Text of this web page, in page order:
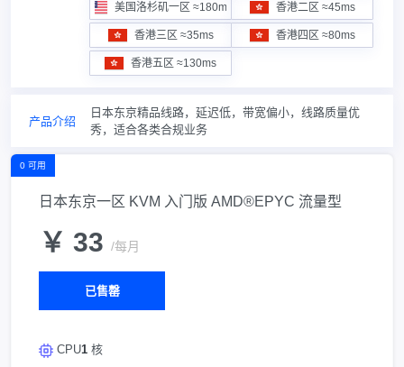
美国洛杉矶一区 ≈180ms 香港二区 ≈45ms
香港三区 ≈35ms 香港四区 ≈80ms
香港五区 ≈130ms
产品介绍
日本东京精品线路，延迟低，带宽偏小，线路质量优
秀，适合各类合规业务
0 可用
日本东京一区 KVM 入门版 AMD®EPYC 流量型
￥ 33 /每月
已售罄
CPU1 核